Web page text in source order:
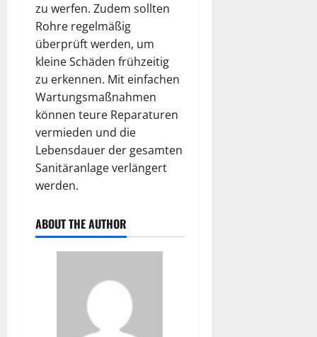
zu werfen. Zudem sollten
Rohre regelmäßig
überprüft werden, um
kleine Schäden frühzeitig
zu erkennen. Mit einfachen
Wartungsmaßnahmen
können teure Reparaturen
vermieden und die
Lebensdauer der gesamten
Sanitäranlage verlängert
werden.
ABOUT THE AUTHOR